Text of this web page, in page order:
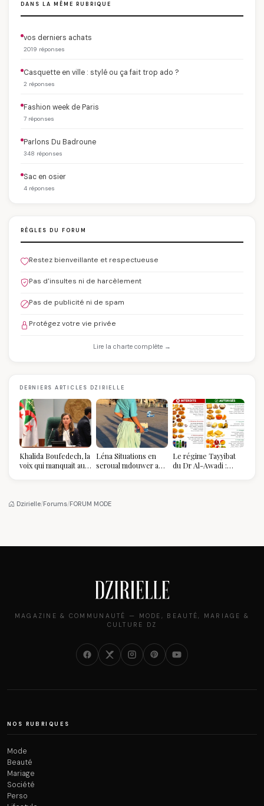
DANS LA MÊME RUBRIQUE
vos derniers achats
2019 réponses
Casquette en ville : stylé ou ça fait trop ado ?
2 réponses
Fashion week de Paris
7 réponses
Parlons Du Badroune
348 réponses
Sac en osier
4 réponses
RÈGLES DU FORUM
Restez bienveillante et respectueuse
Pas d'insultes ni de harcèlement
Pas de publicité ni de spam
Protégez votre vie privée
Lire la charte complète →
DERNIERS ARTICLES DZIRIELLE
Khalida Boufedech, la
voix qui manquait au
Léna Situations en
seroual mdouwer au
pièce mode de l'été
Le régime Tayyibat
du Dr Al-Awadi :
Dzirielle/Forums/FORUM MODE
MAGAZINE & COMMUNAUTÉ — MODE, BEAUTÉ, MARIAGE &
CULTURE DZ
NOS RUBRIQUES
Mode
Beauté
Mariage
Société
Perso